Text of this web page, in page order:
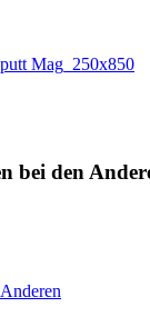
bei den